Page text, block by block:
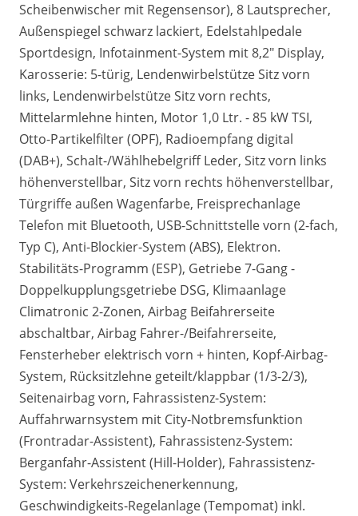
Scheibenwischer mit Regensensor), 8 Lautsprecher,
Außenspiegel schwarz lackiert, Edelstahlpedale
Sportdesign, Infotainment-System mit 8,2" Display,
Karosserie: 5-türig, Lendenwirbelstütze Sitz vorn
links, Lendenwirbelstütze Sitz vorn rechts,
Mittelarmlehne hinten, Motor 1,0 Ltr. - 85 kW TSI,
Otto-Partikelfilter (OPF), Radioempfang digital
(DAB+), Schalt-/Wählhebelgriff Leder, Sitz vorn links
höhenverstellbar, Sitz vorn rechts höhenverstellbar,
Türgriffe außen Wagenfarbe, Freisprechanlage
Telefon mit Bluetooth, USB-Schnittstelle vorn (2-fach,
Typ C), Anti-Blockier-System (ABS), Elektron.
Stabilitäts-Programm (ESP), Getriebe 7-Gang -
Doppelkupplungsgetriebe DSG, Klimaanlage
Climatronic 2-Zonen, Airbag Beifahrerseite
abschaltbar, Airbag Fahrer-/Beifahrerseite,
Fensterheber elektrisch vorn + hinten, Kopf-Airbag-
System, Rücksitzlehne geteilt/klappbar (1/3-2/3),
Seitenairbag vorn, Fahrassistenz-System:
Auffahrwarnsystem mit City-Notbremsfunktion
(Frontradar-Assistent), Fahrassistenz-System:
Berganfahr-Assistent (Hill-Holder), Fahrassistenz-
System: Verkehrszeichenerkennung,
Geschwindigkeits-Regelanlage (Tempomat) inkl.